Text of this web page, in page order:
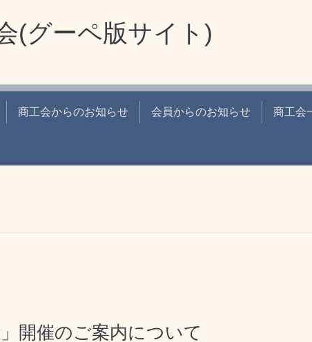
(グーペ版サイト)
商工会からのお知らせ 会員からのお知らせ 商工会
開催のご案内について